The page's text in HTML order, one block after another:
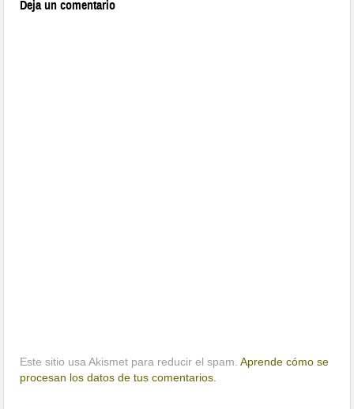
Deja un comentario
Este sitio usa Akismet para reducir el spam.Aprende cómo se
procesan los datos de tus comentarios.